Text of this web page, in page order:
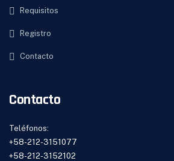
Requisitos
Registro
Contacto
Contacto
Teléfonos:
+58-212-3151077
+58-212-3152102